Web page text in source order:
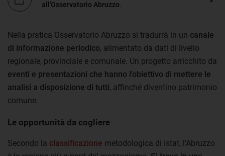
all'Osservatorio Abruzzo
Nella pratica Osservatorio Abruzzo si tradurrà in un canale
di informazione periodico, alimentato da dati di livello
regionale, provinciale e comunale. Un progetto arricchito da
eventi e presentazioni che hanno l’obiettivo di mettere le
analisi a disposizione di tutti, affinché diventino patrimonio
comune.
Le opportunità da cogliere
Secondo la classificazione metodologica di Istat, l’Abruzzo